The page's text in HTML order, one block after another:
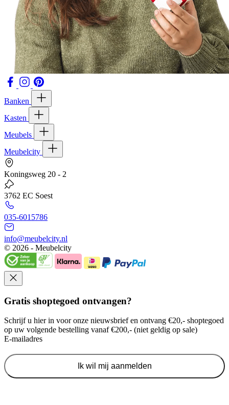
Banken
Kasten
Meubels
Meubelcity
Koningsweg 20 - 2
3762 EC Soest
035-6015786
info@meubelcity.nl
© 2026 - Meubelcity
Gratis shoptegoed ontvangen?
Schrijf u hier in voor onze nieuwsbrief en ontvang €20,- shoptegoed
op uw volgende bestelling vanaf €200,- (niet geldig op sale)
E-mailadres
Ik wil mij aanmelden